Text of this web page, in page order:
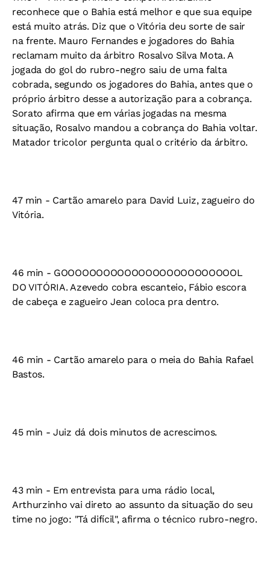
reconhece que o Bahia está melhor e que sua equipe
está muito atrás. Diz que o Vitória deu sorte de sair
na frente. Mauro Fernandes e jogadores do Bahia
reclamam muito da árbitro Rosalvo Silva Mota. A
jogada do gol do rubro-negro saiu de uma falta
cobrada, segundo os jogadores do Bahia, antes que o
próprio árbitro desse a autorização para a cobrança.
Sorato afirma que em várias jogadas na mesma
situação, Rosalvo mandou a cobrança do Bahia voltar.
Matador tricolor pergunta qual o critério da árbitro.
47 min - Cartão amarelo para David Luiz, zagueiro do
Vitória.
46 min - GOOOOOOOOOOOOOOOOOOOOOOOOOL
DO VITÓRIA. Azevedo cobra escanteio, Fábio escora
de cabeça e zagueiro Jean coloca pra dentro.
46 min - Cartão amarelo para o meia do Bahia Rafael
Bastos.
45 min - Juiz dá dois minutos de acrescimos.
43 min - Em entrevista para uma rádio local,
Arthurzinho vai direto ao assunto da situação do seu
time no jogo: "Tá difícil", afirma o técnico rubro-negro.